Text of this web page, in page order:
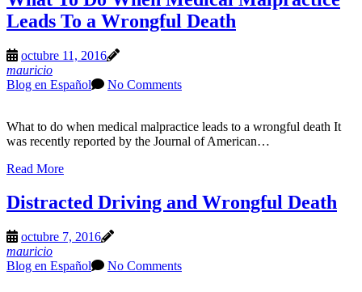
Leads To a Wrongful Death
octubre 11, 2016
mauricio
Blog en Español
No Comments
What to do when medical malpractice leads to a wrongful death It
was recently reported by the Journal of American…
Read More
Distracted Driving and Wrongful Death
octubre 7, 2016
mauricio
Blog en Español
No Comments